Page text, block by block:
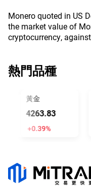
Monero quoted in US
the market value of
cryptocurrency,
熱門品種
黃金
4263.82
+0.39%